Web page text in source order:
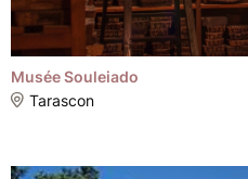
Musée Souleiado
Tarascon